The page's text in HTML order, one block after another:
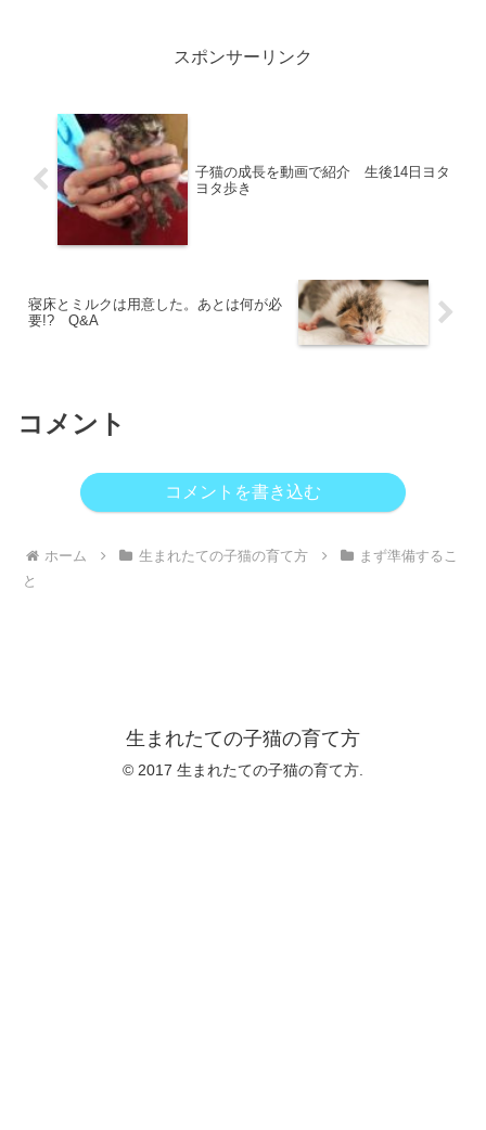
スポンサーリンク
子猫の成長を動画で紹介 生後14日ヨタ
ヨタ歩き
寝床とミルクは用意した。あとは何が必
要!? Q&A
コメント
コメントを書き込む
ホーム 生まれたての子猫の育て方
まず準備するこ
と
生まれたての子猫の育て方
© 2017 生まれたての子猫の育て方.